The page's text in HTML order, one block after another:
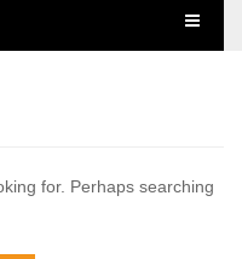
for. Perhaps searching